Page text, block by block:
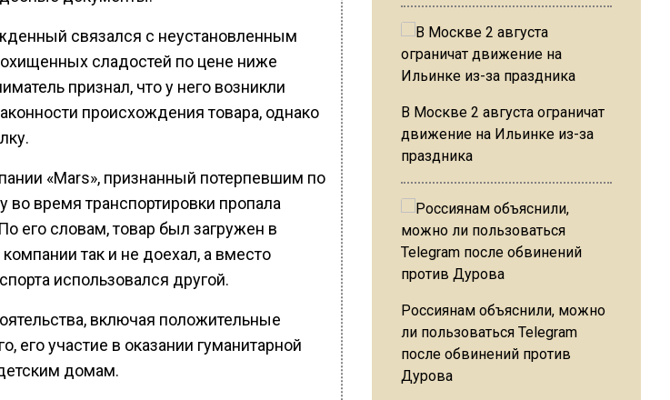
связался с неустановленным
сладостей по цене ниже
признал, что у него возникли
происхождения товара, однако
«Mars», признанный потерпевшим по
во время транспортировки пропала
его словам, товар был загружен в
так и не доехал, а вместо
использовался другой.
включая положительные
его участие в оказании гуманитарной
домам.
В Москве 2 августа ограничат
движение на Ильинке из-за
праздника
Россиянам объяснили, можно
ли пользоваться Telegram
после обвинений против
Дурова